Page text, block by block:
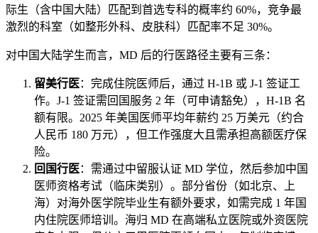
际生（含中国大陆）匹配到首选专科的概率约 60%，竞争最
激烈的科室（如整形外科、皮肤科）匹配率不足 30%。
对中国大陆学生而言，MD 后的行医路径主要有三条：
留美行医：完成住院医师后，通过 H-1B 或 J-1 签证工
作。J-1 签证需回国服务 2 年（可申请豁免），H-1B 名
额有限。2025 年美国医师平均年薪约 25 万美元（约合
人民币 180 万元），但工作强度大且需承担高额医疗保
险。
回国行医：需通过中留服认证 MD 学位，然后参加中国
医师资格考试（临床类别）。部分省份（如北京、上
海）对海外医学院毕业生有额外要求，如需完成 1 年国
内住院医师培训。海归 MD 在高端私立医院或外资医院